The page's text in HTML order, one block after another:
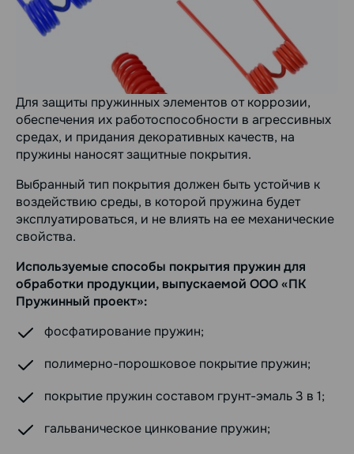
Для защиты пружинных элементов от коррозии,
обеспечения их работоспособности в агрессивных
средах, и придания декоративных качеств, на
пружины наносят защитные покрытия.
Выбранный тип покрытия должен быть устойчив к
воздействию среды, в которой пружина будет
эксплуатироваться, и не влиять на ее механические
свойства.
Используемые способы покрытия пружин для
обработки продукции, выпускаемой ООО «ПК
Пружинный проект»:
фосфатирование пружин;
полимерно-порошковое покрытие пружин;
покрытие пружин составом грунт-эмаль 3 в 1;
гальваническое цинкование пружин;